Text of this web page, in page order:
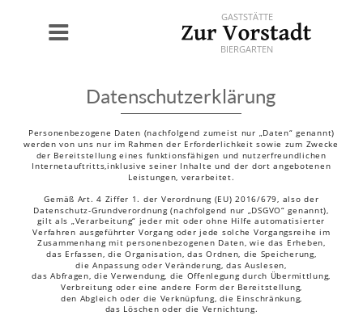
Datenschutzerklärung
Personenbezogene Daten (nachfolgend zumeist nur „Daten“ genannt)
werden von uns nur im Rahmen der Erforderlichkeit sowie zum Zwecke
der Bereitstellung eines funktionsfähigen und nutzerfreundlichen
Internetauftritts,inklusive seiner Inhalte und der dort angebotenen
Leistungen, verarbeitet.
Gemäß Art. 4 Ziffer 1. der Verordnung (EU) 2016/679, also der
Datenschutz-Grundverordnung (nachfolgend nur „DSGVO“ genannt),
gilt als „Verarbeitung“ jeder mit oder ohne Hilfe automatisierter
Verfahren ausgeführter Vorgang oder jede solche Vorgangsreihe im
Zusammenhang mit personenbezogenen Daten, wie das Erheben,
das Erfassen, die Organisation, das Ordnen, die Speicherung,
die Anpassung oder Veränderung, das Auslesen,
das Abfragen, die Verwendung, die Offenlegung durch Übermittlung,
Verbreitung oder eine andere Form der Bereitstellung,
den Abgleich oder die Verknüpfung, die Einschränkung,
das Löschen oder die Vernichtung.
GASTSTÄTTE
BIERGARTEN